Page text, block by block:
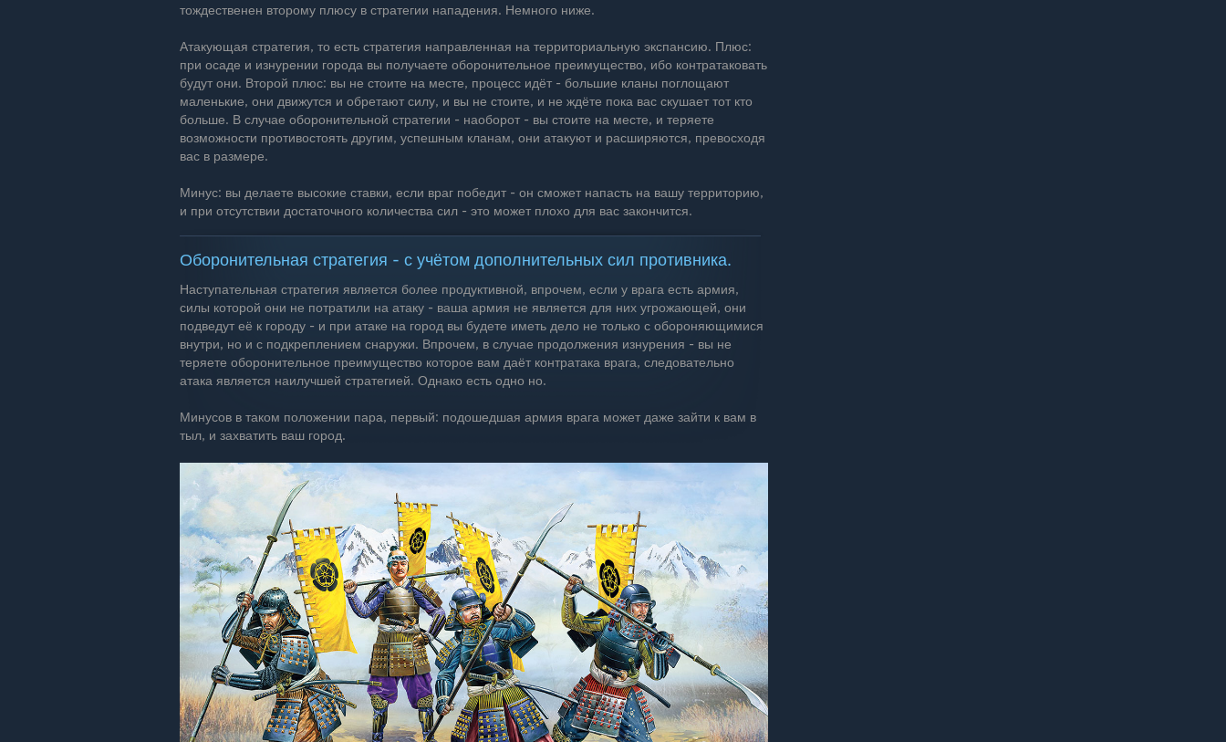
тождественен второму плюсу в стратегии нападения. Немного ниже.
Атакующая стратегия, то есть стратегия направленная на территориальную экспансию. Плюс:
при осаде и изнурении города вы получаете оборонительное преимущество, ибо контратаковать
будут они. Второй плюс: вы не стоите на месте, процесс идёт - большие кланы поглощают
маленькие, они движутся и обретают силу, и вы не стоите, и не ждёте пока вас скушает тот кто
больше. В случае оборонительной стратегии - наоборот - вы стоите на месте, и теряете
возможности противостоять другим, успешным кланам, они атакуют и расширяются, превосходя
вас в размере.
Минус: вы делаете высокие ставки, если враг победит - он сможет напасть на вашу территорию,
и при отсутствии достаточного количества сил - это может плохо для вас закончится.
Оборонительная стратегия - с учётом дополнительных сил противника.
Наступательная стратегия является более продуктивной, впрочем, если у врага есть армия,
силы которой они не потратили на атаку - ваша армия не является для них угрожающей, они
подведут её к городу - и при атаке на город вы будете иметь дело не только с обороняющимися
внутри, но и с подкреплением снаружи. Впрочем, в случае продолжения изнурения - вы не
теряете оборонительное преимущество которое вам даёт контратака врага, следовательно
атака является наилучшей стратегией. Однако есть одно но.
Минусов в таком положении пара, первый: подошедшая армия врага может даже зайти к вам в
тыл, и захватить ваш город.